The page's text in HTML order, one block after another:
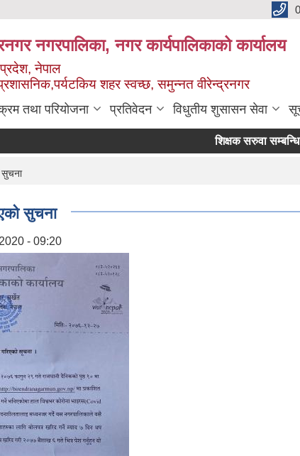
नगरपालिका, नगर कार्यपालिकाको कार्यालय
प्रदेश, नेपाल
शहर स्वच्छ, समुन्नत वीरेन्द्रनगर
तथा परियोजना प्रतिवेदन विधुतीय शुसासन सेवा
शिक्षक सरुवा सम्बन्धि सूचना
सुचना
सुचना
- 09:20